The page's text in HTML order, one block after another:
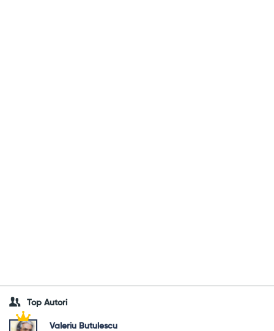
Top Autori
Valeriu Butulescu